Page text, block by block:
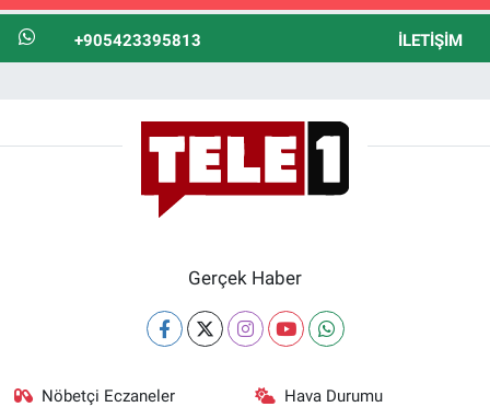
+905423395813 İLETIŞIM
Gerçek Haber
Nöbetçi Eczaneler Hava Durumu